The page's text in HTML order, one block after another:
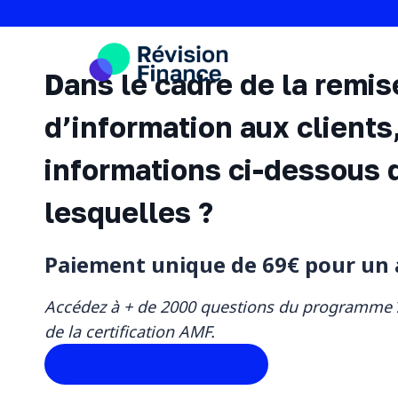
Dans le cadre de la
d’information aux
informations ci-dessous
lesquelles ?
Paiement unique de 69€ pour un
Accédez à + de 2000 questions du programme
de la certification AMF.